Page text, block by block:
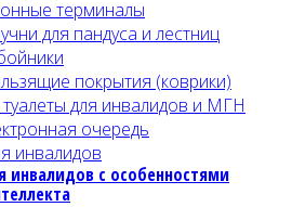
терминалы
для пандуса и лестниц
покрытия (коврики)
туалеты для инвалидов и МГН
очередь
инвалидов
инвалидов с особенностями